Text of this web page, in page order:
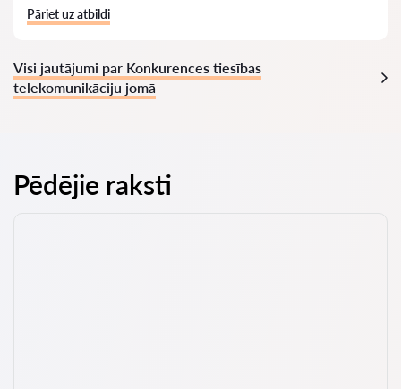
Pāriet uz atbildi
Visi jautājumi par Konkurences tiesības
telekomunikāciju jomā
Pēdējie raksti